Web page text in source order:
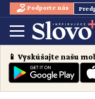
Podporte nás
📱 Vyskúšajte našu